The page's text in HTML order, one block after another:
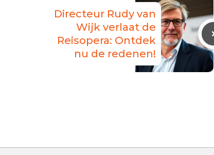
Directeur Rudy van
Wijk verlaat de
Reisopera: Ontdek
nu de redenen!